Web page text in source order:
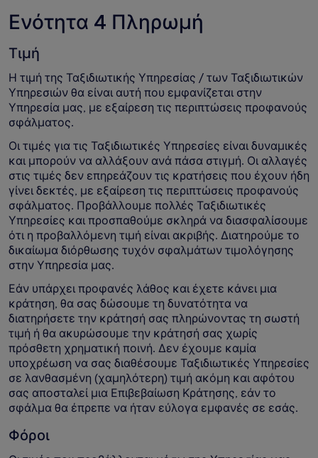
Ενότητα 4 Πληρωμή
Τιμή
Η τιμή της Ταξιδιωτικής Υπηρεσίας / των Ταξιδιωτικών
Υπηρεσιών θα είναι αυτή που εμφανίζεται στην
Υπηρεσία μας, με εξαίρεση τις περιπτώσεις προφανούς
σφάλματος.
Οι τιμές για τις Ταξιδιωτικές Υπηρεσίες είναι δυναμικές
και μπορούν να αλλάξουν ανά πάσα στιγμή. Οι αλλαγές
στις τιμές δεν επηρεάζουν τις κρατήσεις που έχουν ήδη
γίνει δεκτές, με εξαίρεση τις περιπτώσεις προφανούς
σφάλματος. Προβάλλουμε πολλές Ταξιδιωτικές
Υπηρεσίες και προσπαθούμε σκληρά να διασφαλίσουμε
ότι η προβαλλόμενη τιμή είναι ακριβής. Διατηρούμε το
δικαίωμα διόρθωσης τυχόν σφαλμάτων τιμολόγησης
στην Υπηρεσία μας.
Εάν υπάρχει προφανές λάθος και έχετε κάνει μια
κράτηση, θα σας δώσουμε τη δυνατότητα να
διατηρήσετε την κράτησή σας πληρώνοντας τη σωστή
τιμή ή θα ακυρώσουμε την κράτησή σας χωρίς
πρόσθετη χρηματική ποινή. Δεν έχουμε καμία
υποχρέωση να σας διαθέσουμε Ταξιδιωτικές Υπηρεσίες
σε λανθασμένη (χαμηλότερη) τιμή ακόμη και αφότου
σας αποσταλεί μια Επιβεβαίωση Κράτησης, εάν το
σφάλμα θα έπρεπε να ήταν εύλογα εμφανές σε εσάς.
Φόροι